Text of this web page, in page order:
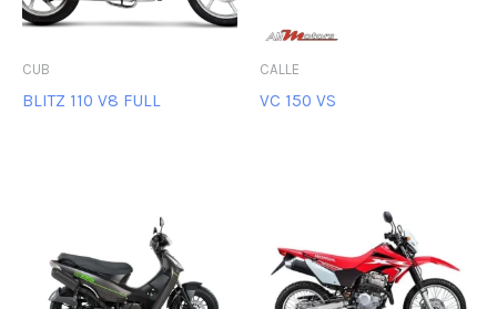
CUB
BLITZ 110 V8 FULL
CALLE
VC 150 VS